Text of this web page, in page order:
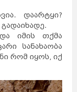
დაარტყი?
იმის თქმა
სანახაობა
რომ იყოს, იქ